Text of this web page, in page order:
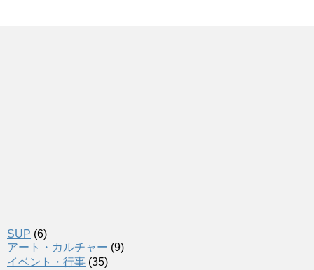
SUP (6)
アート・カルチャー (9)
イベント・行事 (35)